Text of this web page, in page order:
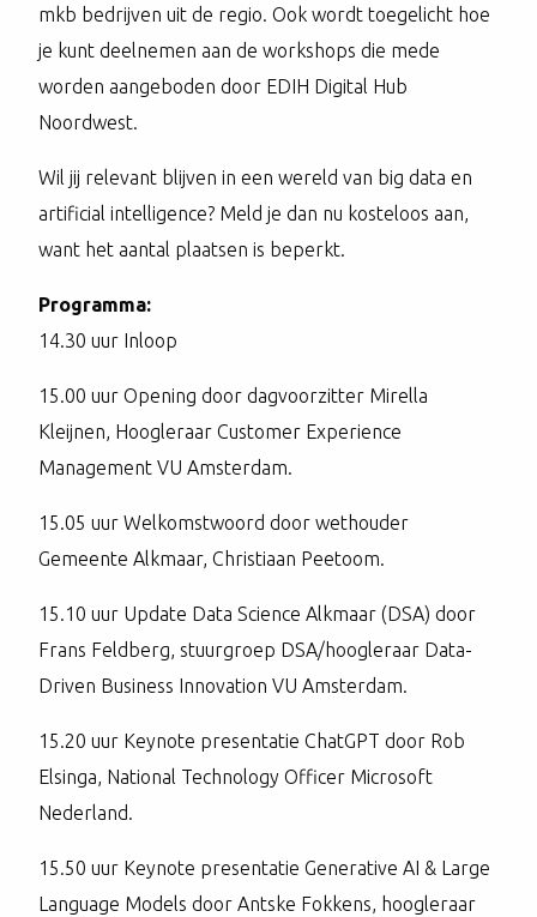
mkb bedrijven uit de regio. Ook wordt toegelicht hoe
je kunt deelnemen aan de workshops die mede
worden aangeboden door EDIH Digital Hub
Noordwest.
Wil jij relevant blijven in een wereld van big data en
artificial intelligence? Meld je dan nu kosteloos aan,
want het aantal plaatsen is beperkt.
Programma:
14.30 uur Inloop
15.00 uur Opening door dagvoorzitter Mirella
Kleijnen, Hoogleraar Customer Experience
Management VU Amsterdam.
15.05 uur Welkomstwoord door wethouder
Gemeente Alkmaar, Christiaan Peetoom.
15.10 uur Update Data Science Alkmaar (DSA) door
Frans Feldberg, stuurgroep DSA/hoogleraar Data-
Driven Business Innovation VU Amsterdam.
15.20 uur Keynote presentatie ChatGPT door Rob
Elsinga, National Technology Officer Microsoft
Nederland.
15.50 uur Keynote presentatie Generative AI & Large
Language Models door Antske Fokkens, hoogleraar